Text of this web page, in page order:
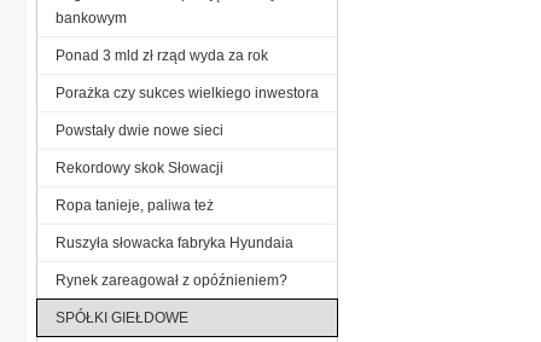
bankowym
Ponad 3 mld zł rząd wyda za rok
Porażka czy sukces wielkiego inwestora
Powstały dwie nowe sieci
Rekordowy skok Słowacji
Ropa tanieje, paliwa też
Ruszyła słowacka fabryka Hyundaia
Rynek zareagował z opóźnieniem?
SPÓŁKI GIEŁDOWE